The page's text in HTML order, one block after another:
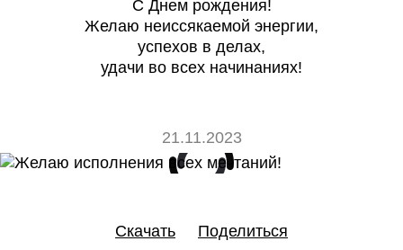
С Днем рождения!
Желаю неиссякаемой энергии,
успехов в делах,
удачи во всех начинаниях!
21.11.2023
Скачать
Поделиться